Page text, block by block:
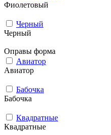
Фиолетовый
Черный
Черный
Оправы форма
Авиатор
Авиатор
Бабочка
Бабочка
Квадратные
Квадратные